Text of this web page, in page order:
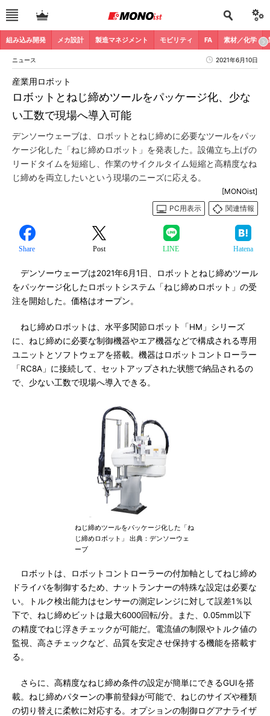
組み込み開発 メカ設計 製造マネジメント モビリティ FA 素材／化学
ニュース 2021年6月10日
ロボットとねじ締めツールをパッケージ化、少な
い工数で現場へ導入可能
産業用ロボット
デンソーウェーブは、ロボットとねじ締めに必要なツールをパッ
ケージ化した「ねじ締めロボット」を発表した。設備立ち上げの
リードタイムを短縮し、作業のサイクルタイム短縮と高精度なね
じ締めを両立したいという現場のニーズに応える。
[MONOist]
PC用表示
関連情報
Share Post LINE Hatena
デンソーウェーブは2021年6月1日、ロボットとねじ締めツール
をパッケージ化したロボットシステム「ねじ締めロボット」の受
注を開始した。価格はオープン。
ねじ締めロボットは、水平多関節ロボット「HM」シリーズ
に、ねじ締めに必要な制御機器やエア機器などで構成される専用
ユニットとソフトウェアを搭載。機器はロボットコントローラー
「RC8A」に接続して、セットアップされた状態で納品されるの
で、少ない工数で現場へ導入できる。
ねじ締めツールをパッケージ化した「ね
じ締めロボット」 出典：デンソーウェ
ーブ
ロボットは、ロボットコントローラーの付加軸としてねじ締め
ドライバを制御するため、ナットランナーの特殊な設定は必要な
い。トルク検出能力はセンサーの測定レンジに対して誤差1％以
下で、ねじ締めビットは最大6000回転/分。また、0.05mm以下
の精度でねじ浮きチェックが可能だ。電流値の制限やトルク値の
監視、高さチェックなど、品質を安定させ保持する機能を搭載す
る。
さらに、高精度なねじ締め条件の設定が簡単にできるGUIを搭
載。ねじ締めパターンの事前登録が可能で、ねじのサイズや種類
の切り替えに柔軟に対応する。オプションの制御ログアナライザ